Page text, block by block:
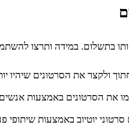
בתשלום. במידה ותרצו
ולקצר את הסרטונים שיהיו
את הסרטונים באמצעות
סרטוני יוטיוב באמצעות